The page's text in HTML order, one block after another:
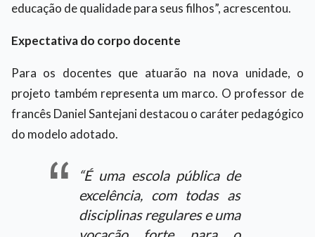
educação de qualidade para seus filhos”, acrescentou.
Expectativa do corpo docente
Para os docentes que atuarão na nova unidade, o
projeto também representa um marco. O professor de
francês Daniel Santejani destacou o caráter pedagógico
do modelo adotado.
“É uma escola pública de
excelência, com todas as
disciplinas regulares e uma